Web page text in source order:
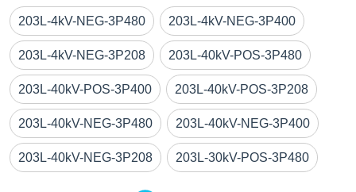
203L-4kV-NEG-3P480 203L-4kV-NEG-3P400
203L-4kV-NEG-3P208 203L-40kV-POS-3P480
203L-40kV-POS-3P400 203L-40kV-POS-3P208
203L-40kV-NEG-3P480 203L-40kV-NEG-3P400
203L-40kV-NEG-3P208 203L-30kV-POS-3P480